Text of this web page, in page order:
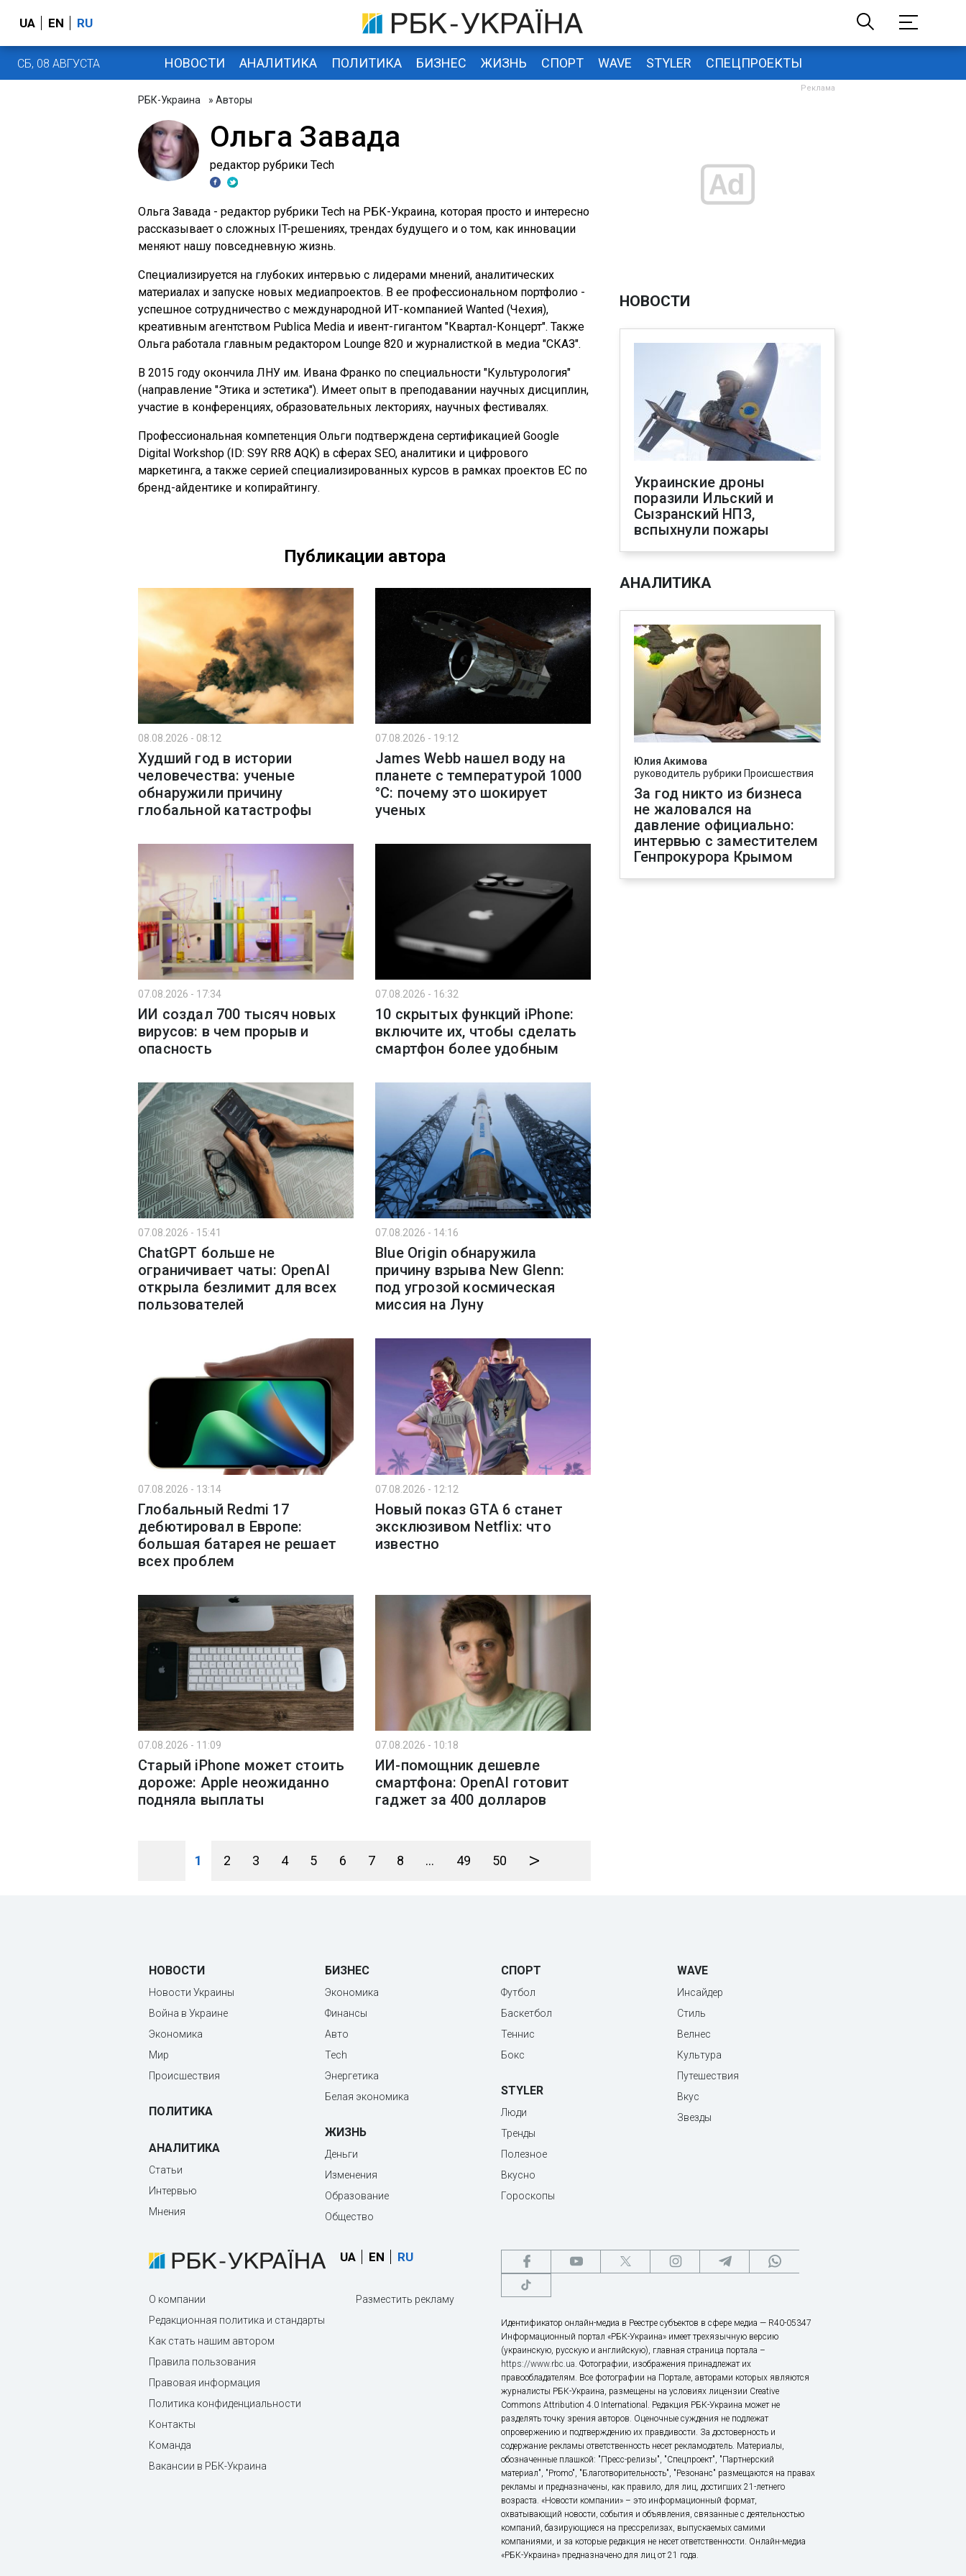
UA EN RU
СБ, 08 АВГУСТА НОВОСТИ АНАЛИТИКА ПОЛИТИКА БИЗНЕС ЖИЗНЬ СПОРТ WAVE STYLER СПЕЦПРОЕКТЫ
РБК-Украина » Авторы
Ольга Завада
редактор рубрики Tech
Ольга Завада - редактор рубрики Tech на РБК-Украина, которая просто и интересно
рассказывает о сложных IT-решениях, трендах будущего и о том, как инновации
меняют нашу повседневную жизнь.
Специализируется на глубоких интервью с лидерами мнений, аналитических
материалах и запуске новых медиапроектов. В ее профессиональном портфолио -
успешное сотрудничество с международной ИТ-компанией Wanted (Чехия),
креативным агентством Publica Media и ивент-гигантом "Квартал-Концерт". Также
Ольга работала главным редактором Lounge 820 и журналисткой в медиа "СКАЗ".
В 2015 году окончила ЛНУ им. Ивана Франко по специальности "Культурология"
(направление "Этика и эстетика"). Имеет опыт в преподавании научных дисциплин,
участие в конференциях, образовательных лекториях, научных фестивалях.
Профессиональная компетенция Ольги подтверждена сертификацией Google
Digital Workshop (ID: S9Y RR8 AQK) в сферах SEO, аналитики и цифрового
маркетинга, а также серией специализированных курсов в рамках проектов ЕС по
бренд-айдентике и копирайтингу.
Публикации автора
08.08.2026 - 08:12
Худший год в истории
человечества: ученые
обнаружили причину
глобальной катастрофы
07.08.2026 - 19:12
James Webb нашел воду на
планете с температурой 1000
°C: почему это шокирует
ученых
07.08.2026 - 17:34
ИИ создал 700 тысяч новых
вирусов: в чем прорыв и
опасность
07.08.2026 - 16:32
10 скрытых функций iPhone:
включите их, чтобы сделать
смартфон более удобным
07.08.2026 - 15:41
ChatGPT больше не
ограничивает чаты: OpenAI
открыла безлимит для всех
пользователей
07.08.2026 - 14:16
Blue Origin обнаружила
причину взрыва New Glenn:
под угрозой космическая
миссия на Луну
07.08.2026 - 13:14
Глобальный Redmi 17
дебютировал в Европе:
большая батарея не решает
всех проблем
07.08.2026 - 12:12
Новый показ GTA 6 станет
эксклюзивом Netflix: что
известно
07.08.2026 - 11:09
Старый iPhone может стоить
дороже: Apple неожиданно
подняла выплаты
07.08.2026 - 10:18
ИИ-помощник дешевле
смартфона: OpenAI готовит
гаджет за 400 долларов
1 2 3 4 5 6 7 8 ... 49 50 >
НОВОСТИ
Украинские дроны
поразили Ильский и
Сызранский НПЗ,
вспыхнули пожары
АНАЛИТИКА
Юлия Акимова
руководитель рубрики Происшествия
За год никто из бизнеса
не жаловался на
давление официально:
интервью с заместителем
Генпрокурора Крымом
НОВОСТИ
Новости Украины
Война в Украине
Экономика
Мир
Происшествия
ПОЛИТИКА
АНАЛИТИКА
Статьи
Интервью
Мнения
БИЗНЕС
Экономика
Финансы
Авто
Tech
Энергетика
Белая экономика
ЖИЗНЬ
Деньги
Изменения
Образование
Общество
СПОРТ
Футбол
Баскетбол
Теннис
Бокс
STYLER
Люди
Тренды
Полезное
Вкусно
Гороскопы
WAVE
Инсайдер
Стиль
Велнес
Культура
Путешествия
Вкус
Звезды
UA EN RU
О компании
Редакционная политика и стандарты
Как стать нашим автором
Правила пользования
Правовая информация
Политика конфиденциальности
Контакты
Команда
Вакансии в РБК-Украина
Разместить рекламу
Идентификатор онлайн-медиа в Реестре субъектов в сфере медиа — R40-05347
Информационный портал «РБК-Украина» имеет трехязычную версию
(украинскую, русскую и английскую), главная страница портала –
https://www.rbc.ua. Фотографии, изображения принадлежат их
правообладателям. Все фотографии на Портале, авторами которых являются
журналисты РБК-Украина, размещены на условиях лицензии Creative
Commons Attribution 4.0 International. Редакция РБК-Украина может не
разделять точку зрения авторов. Оценочные суждения не подлежат
опровержению и подтверждению их правдивости. За достоверность и
содержание рекламы ответственность несет рекламодатель. Материалы,
обозначенные плашкой: "Пресс-релизы", "Спецпроект", "Партнерский
материал", "Promo", "Благотворительность", "Резонанс" размещаются на правах
рекламы и предназначены, как правило, для лиц, достигших 21-летнего
возраста. «Новости компании» – это информационный формат,
охватывающий новости, события и объявления, связанные с деятельностью
компаний, базирующиеся на прессрелизах, выпускаемых самими
компаниями, и за которые редакция не несет ответственности. Онлайн-медиа
«РБК-Украина» предназначено для лиц от 21 года.